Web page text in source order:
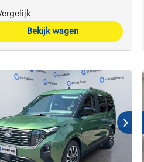
Bekijk wagen